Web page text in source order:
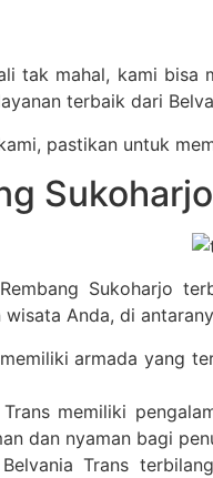
tak mahal, kami
terbaik dari
pastikan untuk
Sukoharjo
Anda, di
armada yang
memiliki
dan nyaman bagi
Trans